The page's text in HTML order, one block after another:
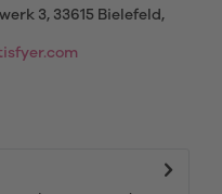
3, 33615 Bielefeld,